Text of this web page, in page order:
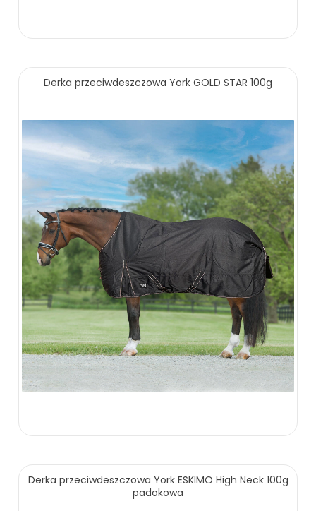
Derka przeciwdeszczowa York GOLD STAR 100g
ZOBACZ WIĘCEJ
Derka przeciwdeszczowa York ESKIMO High Neck 100g
padokowa